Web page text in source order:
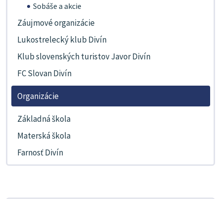
Sobáše a akcie
Záujmové organizácie
Lukostrelecký klub Divín
Klub slovenských turistov Javor Divín
FC Slovan Divín
Organizácie
Základná škola
Materská škola
Farnosť Divín